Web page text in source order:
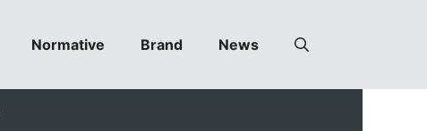
Normative Brand News